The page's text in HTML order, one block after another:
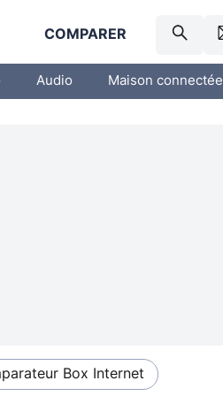
COMPARER
Audio Maison connectée
Box Internet